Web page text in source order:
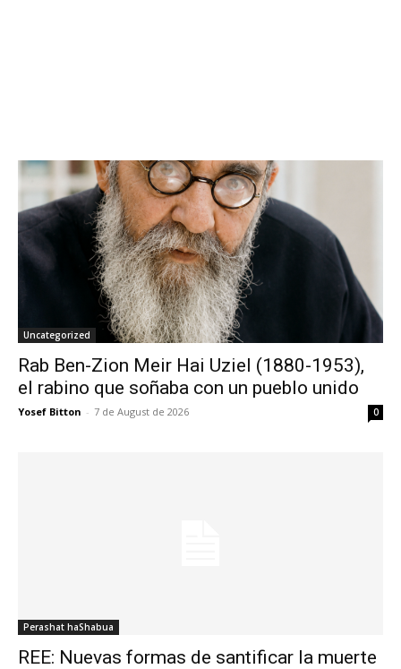
Uncategorized
Rab Ben-Zion Meir Hai Uziel (1880-1953),
el rabino que soñaba con un pueblo unido
Yosef Bitton - 7 de August de 2026 0
Perashat haShabua
REE: Nuevas formas de santificar la muerte